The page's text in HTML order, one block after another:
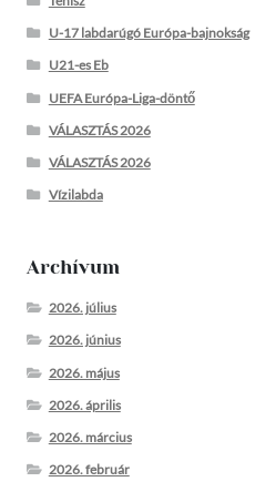
U-17 labdarúgó Európa-bajnokság
U21-es Eb
UEFA Európa-Liga-döntő
VÁLASZTÁS 2026
VÁLASZTÁS 2026
Vízilabda
Archívum
2026. július
2026. június
2026. május
2026. április
2026. március
2026. február